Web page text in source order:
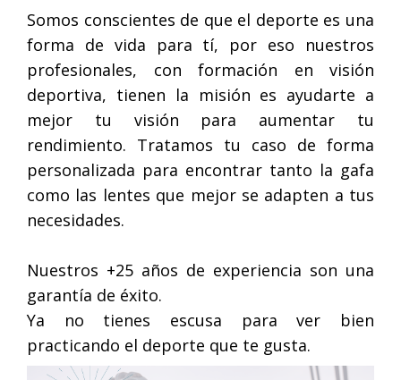
Somos conscientes de que el deporte es una
forma de vida para tí, por eso nuestros
profesionales, con formación en visión
deportiva, tienen la misión es ayudarte a
mejor tu visión para aumentar tu
rendimiento. Tratamos tu caso de forma
personalizada para encontrar tanto la gafa
como las lentes que mejor se adapten a tus
necesidades.
Nuestros +25 años de experiencia son una
garantía de éxito.
Ya no tienes escusa para ver bien
practicando el deporte que te gusta.